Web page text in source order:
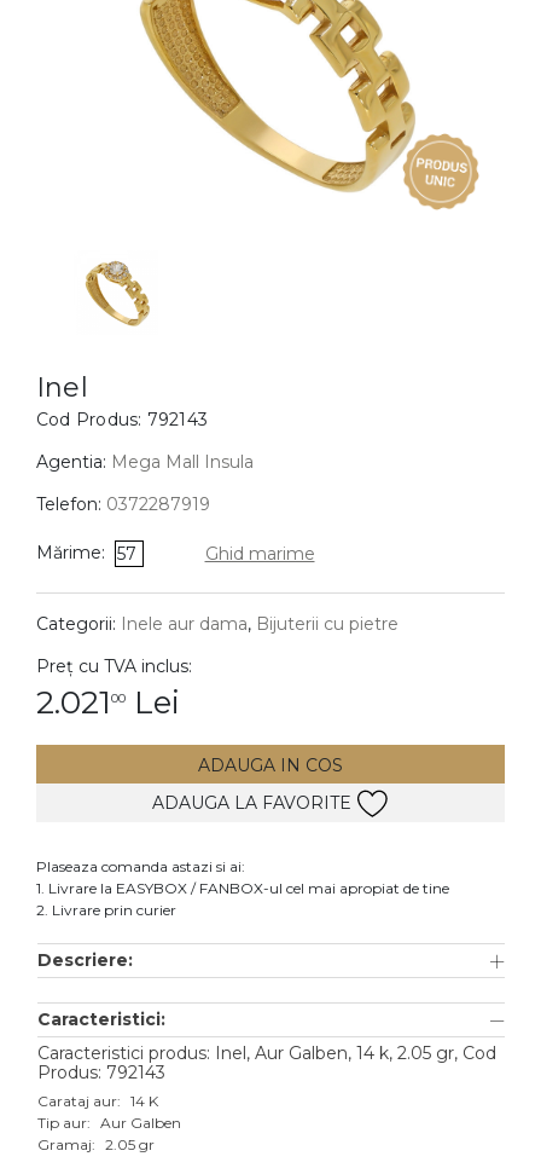
BIJUTERII COPII
Cercei
Bratari
Coliere
Lanturi
Pandantive
DIAMANTE Vezi toate
Cercei
Accesorii
Aur alb
Aur roz
Aur mixt
Inel
Cod Produs: 792143
Agentia: Mega Mall Insula
Telefon: 0372287919
Mărime: 57 Ghid marime
Categorii: Inele aur dama, Bijuterii cu pietre
Preț cu TVA inclus:
2.021 00 Lei
ADAUGA IN COS
ADAUGA LA FAVORITE
Plaseaza comanda astazi si ai:
1. Livrare la EASYBOX / FANBOX-ul cel mai apropiat de tine
2. Livrare prin curier
Descriere:
Caracteristici:
Caracteristici produs: Inel, Aur Galben, 14 k, 2.05 gr, Cod
Produs: 792143
Carataj aur: 14 K
Tip aur: Aur Galben
Gramaj: 2.05 gr